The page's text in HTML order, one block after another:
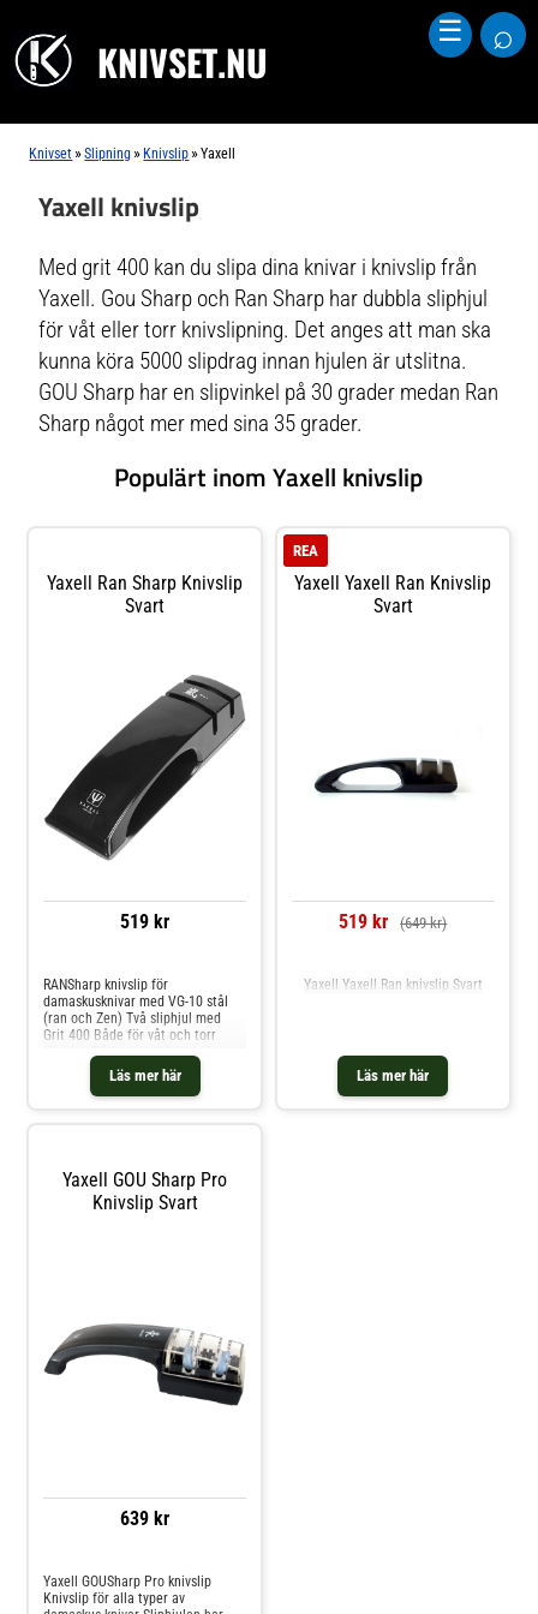
KNIVSET.NU
☰ ⌕
Knivset »Slipning » Knivslip »Yaxell
Yaxell knivslip
Med grit 400 kan du slipa dina knivar i knivslip från
Yaxell. Gou Sharp och Ran Sharp har dubbla sliphjul
för våt eller torr knivslipning. Det anges att man ska
kunna köra 5000 slipdrag innan hjulen är utslitna.
GOU Sharp har en slipvinkel på 30 grader medan Ran
Sharp något mer med sina 35 grader.
Populärt inom Yaxell knivslip
Yaxell Ran Sharp Knivslip
Svart
519 kr
Läs mer här
RANSharp knivslip för
damaskusknivar med VG-10 stål
(ran och Zen) Två sliphjul med
Grit 400 Både för våt och torr
osymetriska knivar kan slipas Man
kan slipa upp till 5000 gånger
innan hjulen är utslitna Slipvinkeln
Yaxell Yaxell Ran Knivslip
Svart
REA
519 kr (649 kr)
Läs mer här
Yaxell Yaxell Ran knivslip Svart
Yaxell GOU Sharp Pro
Knivslip Svart
639 kr
Yaxell GOUSharp Pro knivslip
Knivslip för alla typer av